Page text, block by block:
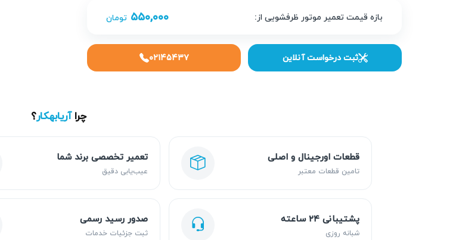
بازه قیمت تعمیر موتور ظرفشویی از: ۵۵۰,۰۰۰ تومان
ثبت درخواست آنلاین ۰۲۱۴۵۴۳۷
چراآریابهکار؟
قطعات اورجینال و اصلی
تامین قطعات معتبر
تعمیر تخصصی برند شما
عیب‌یابی دقیق
پشتیبانی ۲۴ ساعته
شبانه روزی
صدور رسید رسمی
ثبت جزئیات خدمات